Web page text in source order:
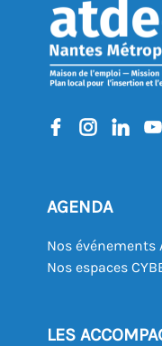
AGENDA
Nos événements
Nos espaces
LES